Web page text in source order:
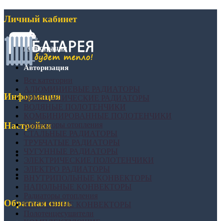
Личный кабинет
Регистрация
Авторизация
Информация
Настройки
Обратная связь
БИМЕТАЛИЧЕСКИЕ РАДИАТОРЫ
Конвекторы отопления
СТАЛЬНЫЕ РАДИАТОРЫ
НАСТЕННЫЕ КОНВЕКТОРЫ